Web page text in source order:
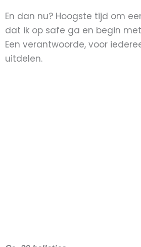
En dan nu? Hoogste tijd om
dat ik op safe ga en begin
Een verantwoorde, voor
uitdelen.